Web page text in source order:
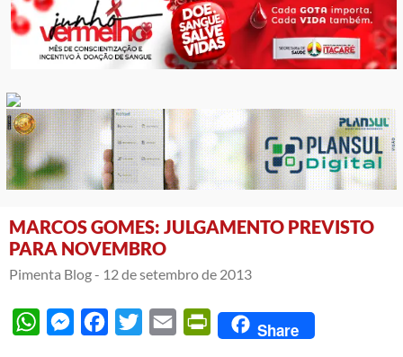
MARCOS GOMES: JULGAMENTO PREVISTO
PARA NOVEMBRO
Pimenta Blog - 12 de setembro de 2013
WhatsAppMessengerFacebook
Twitter Email PrintFriendly
Share